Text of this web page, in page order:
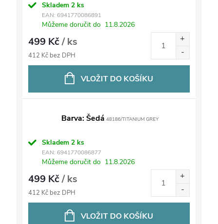
Skladem 2 ks
EAN: 6941770086891
Můžeme doručit do 11.8.2026
499 Kč/ ks
412 Kč bez DPH
VLOŽIT DO KOŠÍKU
Barva: Šedá 48186/TITANIUM GREY
Skladem 2 ks
EAN: 6941770086877
Můžeme doručit do 11.8.2026
499 Kč/ ks
412 Kč bez DPH
VLOŽIT DO KOŠÍKU